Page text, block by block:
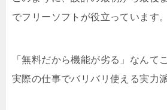
でフリーソフトが役立っています。
「無料だから機能が劣る」なんて
実際の仕事でバリバリ使える実力